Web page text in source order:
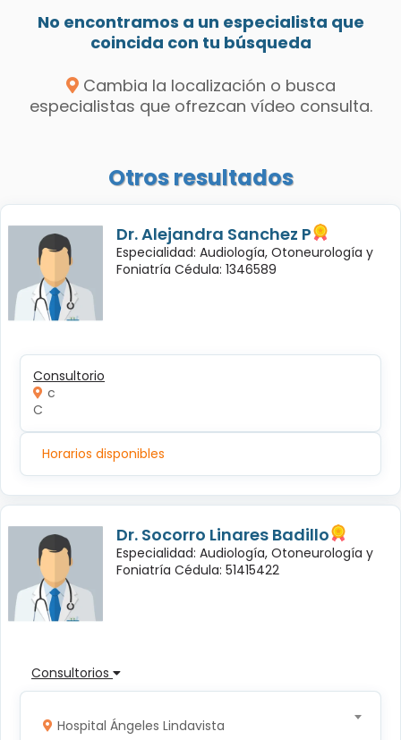
No encontramos a un especialista que
coincida con tu búsqueda
Cambia la localización o busca
especialistas que ofrezcan vídeo consulta.
Otros resultados
Dr. Alejandra Sanchez P
Especialidad: Audiología, Otoneurología y
Foniatría Cédula: 1346589
Consultorio
c
C
Horarios disponibles
Dr. Socorro Linares Badillo
Especialidad: Audiología, Otoneurología y
Foniatría Cédula: 51415422
Consultorios
Hospital Ángeles Lindavista